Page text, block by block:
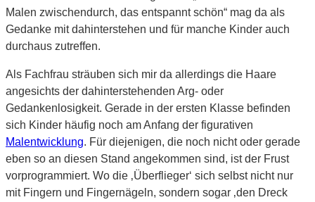
Malen zwischendurch, das entspannt schön“ mag da als
Gedanke mit dahinterstehen und für manche Kinder auch
durchaus zutreffen.
Als Fachfrau sträuben sich mir da allerdings die Haare
angesichts der dahinterstehenden Arg- oder
Gedankenlosigkeit. Gerade in der ersten Klasse befinden
sich Kinder häufig noch am Anfang der figurativen
Malentwicklung. Für diejenigen, die noch nicht oder gerade
eben so an diesen Stand angekommen sind, ist der Frust
vorprogrammiert. Wo die ‚Überflieger‘ sich selbst nicht nur
mit Fingern und Fingernägeln, sondern sogar ‚den Dreck